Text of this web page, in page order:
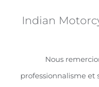
Indian
Nous
professionnalisme et